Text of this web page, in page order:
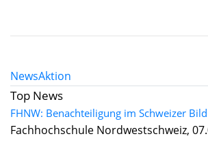
NewsAktion
Top News
FHNW: Benachteiligung im Schweizer
Fachhochschule Nordwestschweiz,